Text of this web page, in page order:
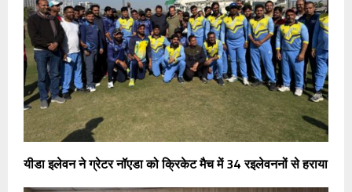
यीडा इलेवन ने ग्रेटर नॉएडा को क्रिकेट मैच में 34 रइलेवननों से हराया